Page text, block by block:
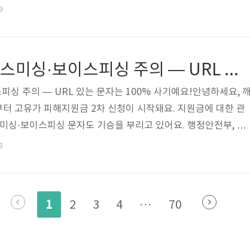
품권으로 환급해줘요! 개인 최대 10만원, 2인 이상 팀은 최대
고유가 피해지원금 스미싱·보이스피싱 주의 — URL 있는 문자는 100% 사기예요!
피싱 주의 — URL 있는 문자는 100% 사기예요!안녕하세요, 깨
고유가 피해지원금 2차 신청이 시작돼요. 지원금에 대한 관
싱·보이스피싱 문자도 기승을 부리고 있어요. 행정안전부, 이
) 모두 강력하게 경고하고 있어요. 핵심은 딱 하나예요. "정부
발송 안 함!• 포털 검색 시 광고로 뜨는 피싱사이트 주의!• 스
1 2 3 4 ··· 70